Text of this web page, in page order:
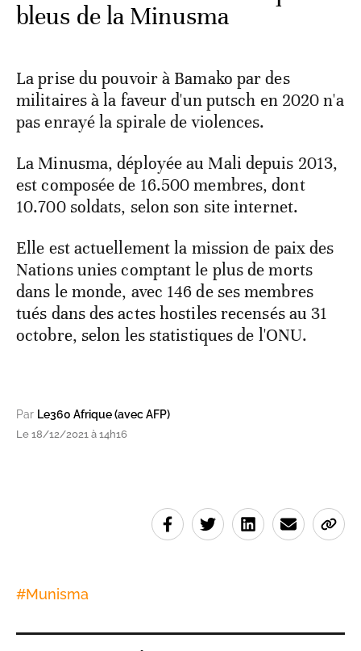
bleus de la Minusma
La prise du pouvoir à Bamako par des
militaires à la faveur d'un putsch en 2020 n'a
pas enrayé la spirale de violences.
La Minusma, déployée au Mali depuis 2013,
est composée de 16.500 membres, dont
10.700 soldats, selon son site internet.
Elle est actuellement la mission de paix des
Nations unies comptant le plus de morts
dans le monde, avec 146 de ses membres
tués dans des actes hostiles recensés au 31
octobre, selon les statistiques de l'ONU.
Par Le360 Afrique (avec AFP)
Le 18/12/2021 à 14h16
#Munisma